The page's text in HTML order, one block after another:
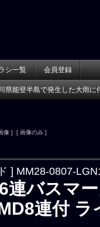
シ一覧 会員登録
県能登半島で発生した大雨に
像 ] [ 画像のみ ]
] MM28-0807-
連バスマ
連付